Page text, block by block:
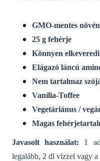
GMO-mentes
25 g fehérje
Könnyen
Elágazó láncú
Nem tartalmaz
Vanília-Toffee
Vegetáriánus /
Magas
Javasolt használat: 1
legalább, 2 dl vízzel vagy